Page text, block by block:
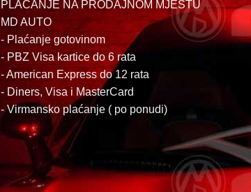
PLAĆANJE NA PRODAJNOM MJESTU
MD AUTO
- Plaćanje gotovinom
- PBZ Visa kartice do 6 rata
- American Express do 12 rata
- Diners, Visa i MasterCard
- Virmansko plaćanje ( po ponudi)